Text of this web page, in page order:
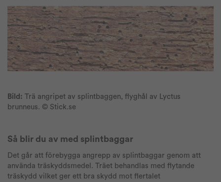
Bild: Trä angripet av splintbaggen, flyghål av Lyctus
brunneus. © Stick.se
Så blir du av med splintbaggar
Det går att förebygga angrepp av splintbaggar genom att
använda träskyddsmedel. Träet behandlas med flytande
träskydd vilket ger ett bra skydd mot flertalet